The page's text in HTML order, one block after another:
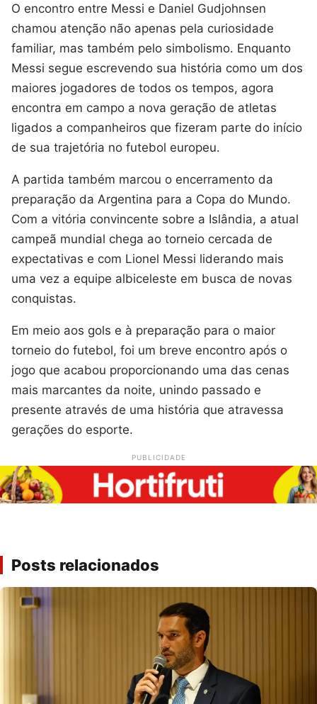
O encontro entre Messi e Daniel Gudjohnsen
chamou atenção não apenas pela curiosidade
familiar, mas também pelo simbolismo. Enquanto
Messi segue escrevendo sua história como um dos
maiores jogadores de todos os tempos, agora
encontra em campo a nova geração de atletas
ligados a companheiros que fizeram parte do início
de sua trajetória no futebol europeu.
A partida também marcou o encerramento da
preparação da Argentina para a Copa do Mundo.
Com a vitória convincente sobre a Islândia, a atual
campeã mundial chega ao torneio cercada de
expectativas e com Lionel Messi liderando mais
uma vez a equipe albiceleste em busca de novas
conquistas.
Em meio aos gols e à preparação para o maior
torneio do futebol, foi um breve encontro após o
jogo que acabou proporcionando uma das cenas
mais marcantes da noite, unindo passado e
presente através de uma história que atravessa
gerações do esporte.
PUBLICIDADE
Posts relacionados